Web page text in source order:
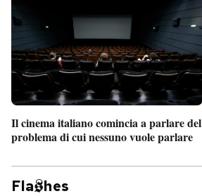
Il cinema italiano comincia a parlare del
problema di cui nessuno vuole parlare
Fla hes